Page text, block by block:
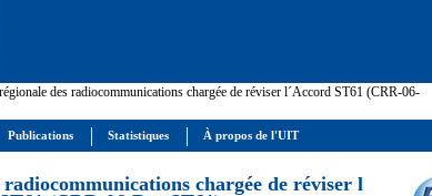
des radiocommunications chargée de réviser l´Accord ST61 (CRR-06-
chargée de réviser l
Publications Statistiques À propos de l'UIT